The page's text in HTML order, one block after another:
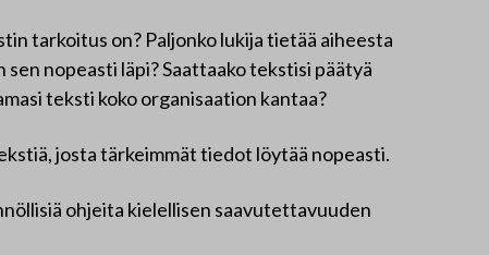
tarkoitus on? Paljonko lukija tietää aiheesta
nopeasti läpi? Saattaako tekstisi päätyä
teksti koko organisaation kantaa?
josta tärkeimmät tiedot löytää nopeasti.
ohjeita kielellisen saavutettavuuden